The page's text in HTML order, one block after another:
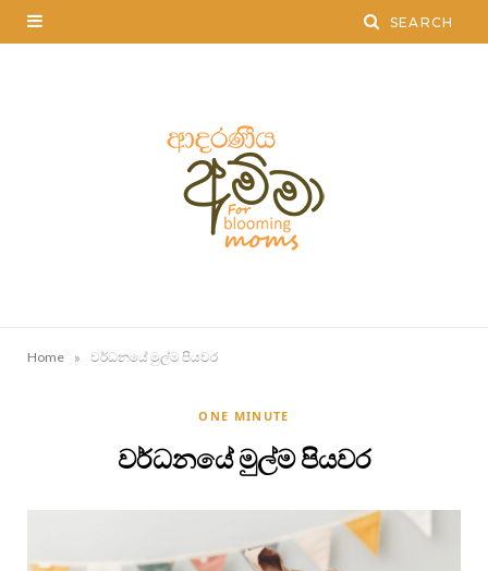
Home » වර්ධනයේ මුල්ම පියවර
ONE MINUTE
වර්ධනයේ මුල්ම පියවර